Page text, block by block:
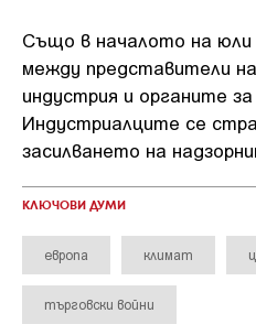
Също в началото на юли
между представители
индустрия и органите
Индустриалците се
засилването на
КЛЮЧОВИ ДУМИ
европа климат
търговски войни